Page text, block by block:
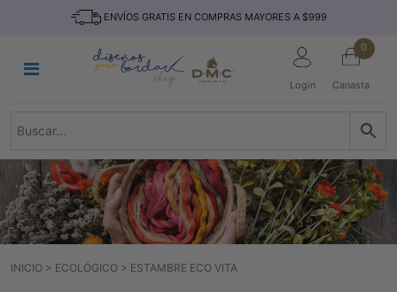
ENVÍOS GRATIS EN COMPRAS MAYORES A $999
Login
0
Canasta
TEJIDO
REVISTAS
TELAS
TEMÁTICO
MARCAS
INICIO > ECOLÓGICO > ⁠ESTAMBRE ⁠ECO VITA